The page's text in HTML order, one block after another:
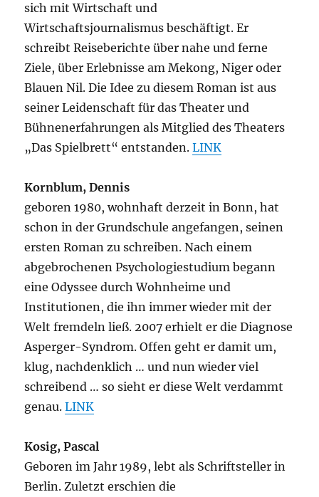
sich mit Wirtschaft und
Wirtschaftsjournalismus beschäftigt. Er
schreibt Reiseberichte über nahe und ferne
Ziele, über Erlebnisse am Mekong, Niger oder
Blauen Nil. Die Idee zu diesem Roman ist aus
seiner Leidenschaft für das Theater und
Bühnenerfahrungen als Mitglied des Theaters
„Das Spielbrett“ entstanden.LINK
Kornblum, Dennis
geboren 1980, wohnhaft derzeit in Bonn, hat
schon in der Grundschule angefangen, seinen
ersten Roman zu schreiben. Nach einem
abgebrochenen Psychologiestudium begann
eine Odyssee durch Wohnheime und
Institutionen, die ihn immer wieder mit der
Welt fremdeln ließ. 2007 erhielt er die Diagnose
Asperger-Syndrom. Offen geht er damit um,
klug, nachdenklich … und nun wieder viel
schreibend … so sieht er diese Welt verdammt
genau.LINK
Kosig, Pascal
Geboren im Jahr 1989, lebt als Schriftsteller in
Berlin. Zuletzt erschien die